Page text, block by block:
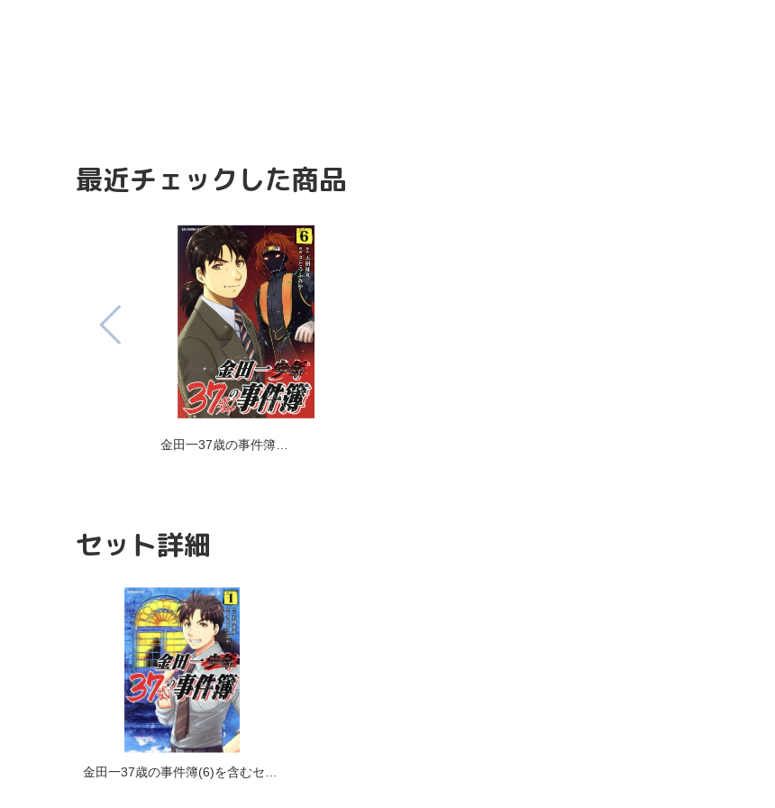
最近チェックした商品
金田一37歳の事件簿…
セット詳細